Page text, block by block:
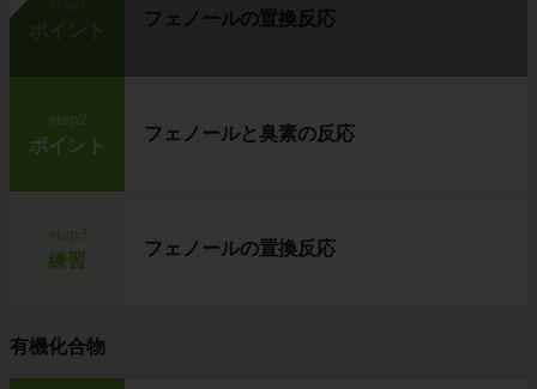
ポイント
フェノールの置換反応
step2
ポイント
フェノールと臭素の反応
練習
フェノールの置換反応
有機化合物